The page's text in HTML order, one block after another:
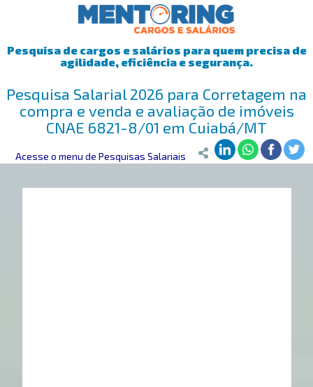
Pesquisa de cargos e salários para quem precisa de
agilidade, eficiência e segurança.
Pesquisa Salarial 2026 para Corretagem na
compra e venda e avaliação de imóveis
CNAE 6821-8/01 em Cuiabá/MT
Mentoring>Pesquisa Salarial>Cuiabá/MT>Corretagem na
Acesse o menu de Pesquisas Salariais